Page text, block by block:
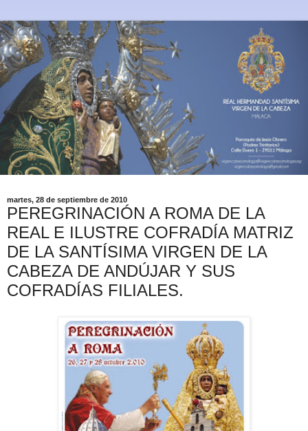
martes, 28 de septiembre de 2010
PEREGRINACIÓN A ROMA DE LA
REAL E ILUSTRE COFRADÍA MATRIZ
DE LA SANTÍSIMA VIRGEN DE LA
CABEZA DE ANDÚJAR Y SUS
COFRADÍAS FILIALES.